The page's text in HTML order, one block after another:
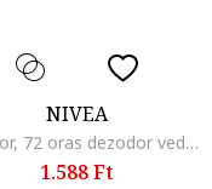
NIVEA
dezodor, 72 oras dezodor vedelem, C-vitamin
1.588 Ft